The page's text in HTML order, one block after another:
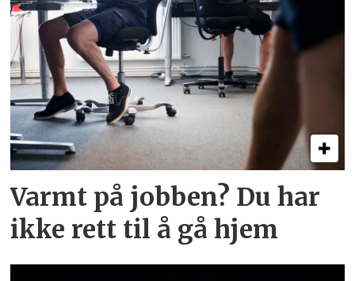
Varmt på jobben? Du har
ikke rett til å gå hjem